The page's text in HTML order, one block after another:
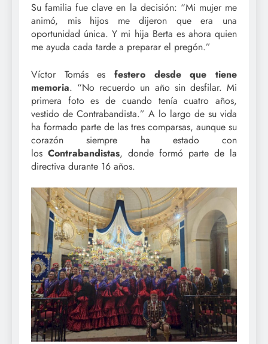
Su familia fue clave en la decisión: “Mi mujer me
animó, mis hijos me dijeron que era una
oportunidad única. Y mi hija Berta es ahora quien
me ayuda cada tarde a preparar el pregón.”
Víctor Tomás es festero desde que tiene
memoria. “No recuerdo un año sin desfilar. Mi
primera foto es de cuando tenía cuatro años,
vestido de Contrabandista.” A lo largo de su vida
ha formado parte de las tres comparsas, aunque su
corazón siempre ha estado con
los Contrabandistas, donde formó parte de la
directiva durante 16 años.